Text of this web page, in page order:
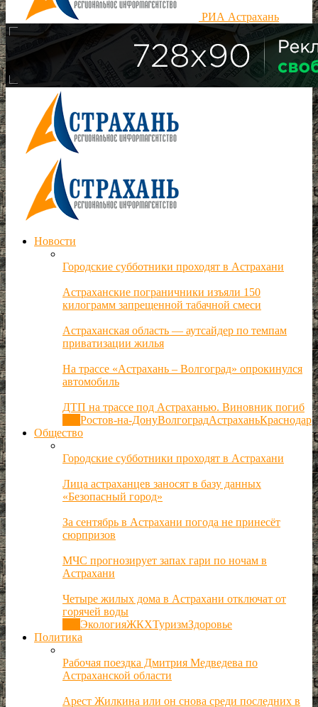
РИА Астрахань
Новости
Городские субботники проходят в Астрахани
Астраханские пограничники изъяли 150
килограмм запрещенной табачной смеси
Астраханская область — аутсайдер по темпам
приватизации жилья
На трассе «Астрахань – Волгоград» опрокинулся
автомобиль
ДТП на трассе под Астраханью. Виновник погиб
Ростов-на-ДонуВолгоградАстраханьКраснодар
Общество
Городские субботники проходят в Астрахани
Лица астраханцев заносят в базу данных
«Безопасный город»
За сентябрь в Астрахани погода не принесёт
сюрпризов
МЧС прогнозирует запах гари по ночам в
Астрахани
Четыре жилых дома в Астрахани отключат от
горячей воды
ЭкологияЖКХТуризмЗдоровье
Политика
Рабочая поездка Дмитрия Медведева по
Астраханской области
Арест Жилкина или он снова среди последних в